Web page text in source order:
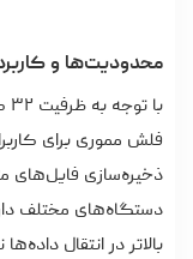
محدودیت‌ها و
فلش مموری برای
ذخیره‌سازی فایل‌های
دستگاه‌های مختلف
بالاتر در انتقال